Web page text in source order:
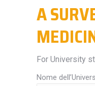
A
For University
Nome